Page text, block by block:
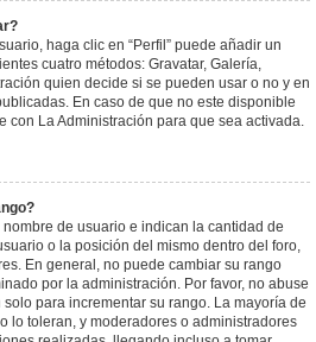
haga clic en “Perfil” puede añadir un
cuatro métodos: Gravatar, Galería,
quien decide si se pueden usar o no y en
En caso de que no este disponible
con La Administración para que sea activada.
de usuario e indican la cantidad de
o la posición del mismo dentro del foro,
En general, no puede cambiar su rango
por la administración. Por favor, no abuse
para incrementar su rango. La mayoría de
lo toleran, y moderadores o administradores